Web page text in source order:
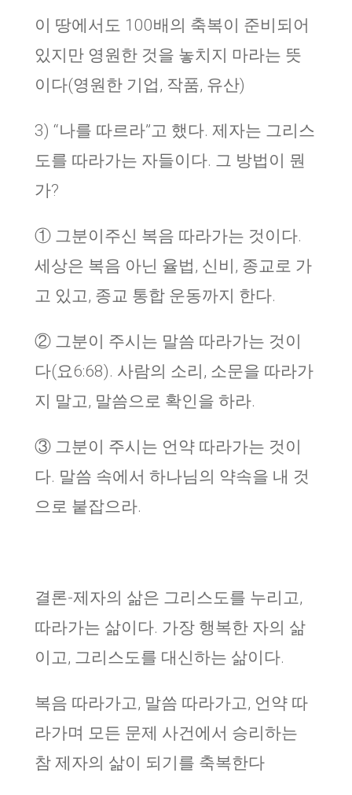
이 땅에서도 100배의 축복이 준비되어
있지만 영원한 것을 놓치지 마라는 뜻
이다(영원한 기업, 작품, 유산)
3) “나를 따르라”고 했다. 제자는 그리스
도를 따라가는 자들이다. 그 방법이 뭔
가?
① 그분이주신 복음 따라가는 것이다.
세상은 복음 아닌 율법, 신비, 종교로 가
고 있고, 종교 통합 운동까지 한다.
② 그분이 주시는 말씀 따라가는 것이
다(요6:68). 사람의 소리, 소문을 따라가
지 말고, 말씀으로 확인을 하라.
③ 그분이 주시는 언약 따라가는 것이
다. 말씀 속에서 하나님의 약속을 내 것
으로 붙잡으라.
결론-제자의 삶은 그리스도를 누리고,
따라가는 삶이다. 가장 행복한 자의 삶
이고, 그리스도를 대신하는 삶이다.
복음 따라가고, 말씀 따라가고, 언약 따
라가며 모든 문제 사건에서 승리하는
참 제자의 삶이 되기를 축복한다